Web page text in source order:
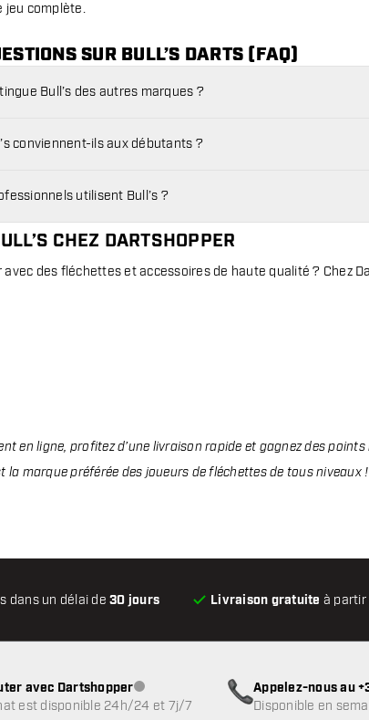
jeu complète.
SUR BULL’S DARTS (FAQ)
Bull’s des autres marques ?
conviennent-ils aux débutants ?
utilisent Bull’s ?
CHEZ DARTSHOPPER
avec des fléchettes et accessoires de haute qualité ? Chez
en ligne, profitez d’une livraison rapide et gagnez des
la marque préférée des joueurs de fléchettes de tous niveaux !
dans un délai de30 jours Livraison gratuite à partir
avec DartshopperService client indisponible
est disponible 24h/24 et 7j/7
Appelez-nous au
Disponible en